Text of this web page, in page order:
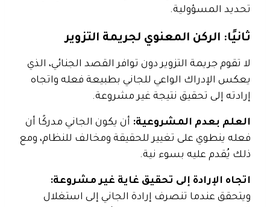
تحديد المسؤولية.
ثانيًا: الركن المعنوي لجريمة التزوير
لا تقوم جريمة التزوير دون توافر القصد الجنائي، الذي
يعكس الإدراك الواعي للجاني بطبيعة فعله واتجاه
إرادته إلى تحقيق نتيجة غير مشروعة.
العلم بعدم المشروعية: أن يكون الجاني مدركًا أن
فعله ينطوي على تغيير للحقيقة ومخالف للنظام، ومع
ذلك يُقدم عليه بسوء نية.
اتجاه الإرادة إلى تحقيق غاية غير مشروعة:
ويتحقق عندما تنصرف إرادة الجاني إلى استغلال